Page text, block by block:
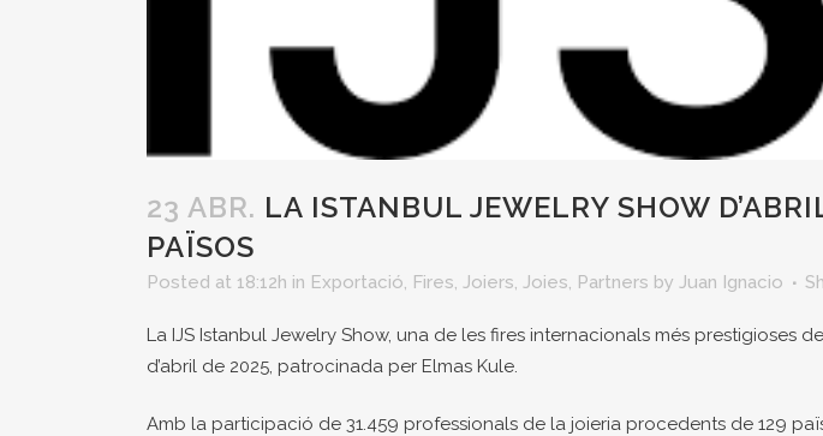
23 ABR. LA ISTANBUL JEWELRY SHOW
PAÏSOS
Posted at 18:12h in Exportació, Fires, Joiers, Joies, Partners by Juan Ignacio
La IJS Istanbul Jewelry Show, una de les fires internacionals més prestigioses
d’abril de 2025, patrocinada per Elmas Kule.
Amb la participació de 31.459 professionals de la joieria procedents de 129